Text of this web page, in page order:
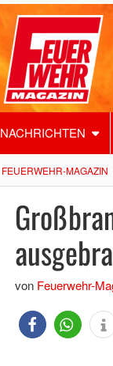
NACHRICHTEN
FEUERWEHR-MAGAZIN
von Feuerwehr-